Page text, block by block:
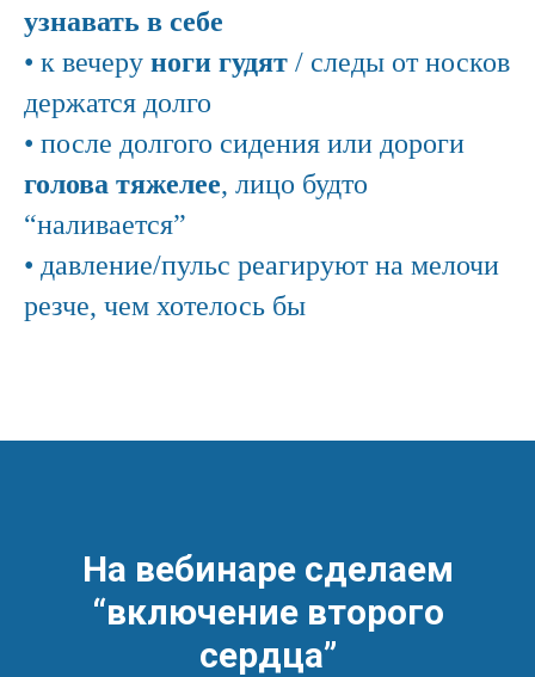
узнавать в себе
• к вечеру ноги гудят / следы от носков
держатся долго
• после долгого сидения или дороги
голова тяжелее, лицо будто
“наливается”
• давление/пульс реагируют на мелочи
резче, чем хотелось бы
На вебинаре сделаем
“включение второго
сердца”